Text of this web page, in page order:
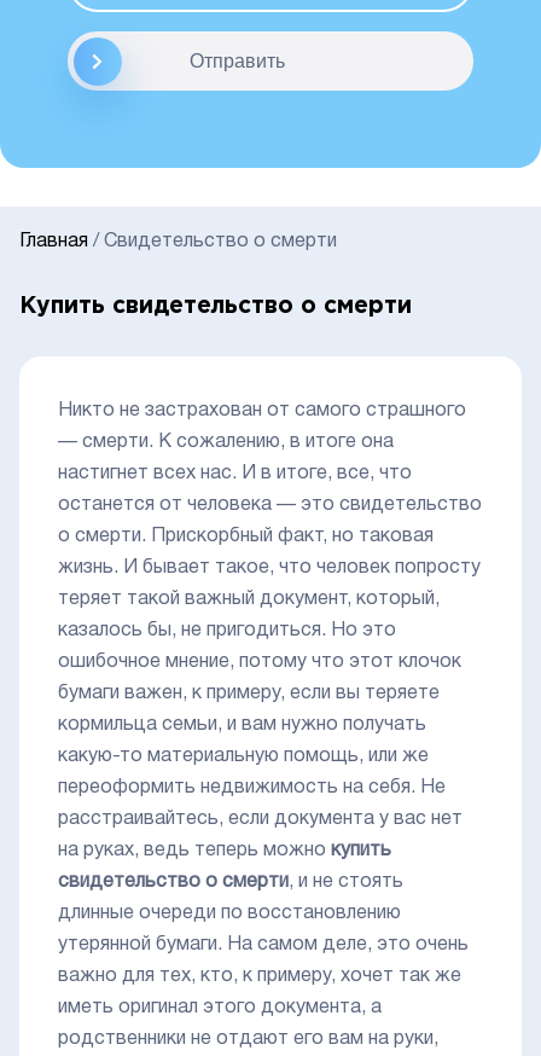
Отправить
Главная / Свидетельство о смерти
Купить свидетельство о смерти
Никто не застрахован от самого страшного
— смерти. К сожалению, в итоге она
настигнет всех нас. И в итоге, все, что
останется от человека — это свидетельство
о смерти. Прискорбный факт, но таковая
жизнь. И бывает такое, что человек попросту
теряет такой важный документ, который,
казалось бы, не пригодиться. Но это
ошибочное мнение, потому что этот клочок
бумаги важен, к примеру, если вы теряете
кормильца семьи, и вам нужно получать
какую-то материальную помощь, или же
переоформить недвижимость на себя. Не
расстраивайтесь, если документа у вас нет
на руках, ведь теперь можно купить
свидетельство о смерти , и не стоять
длинные очереди по восстановлению
утерянной бумаги. На самом деле, это очень
важно для тех, кто, к примеру, хочет так же
иметь оригинал этого документа, а
родственники не отдают его вам на руки,